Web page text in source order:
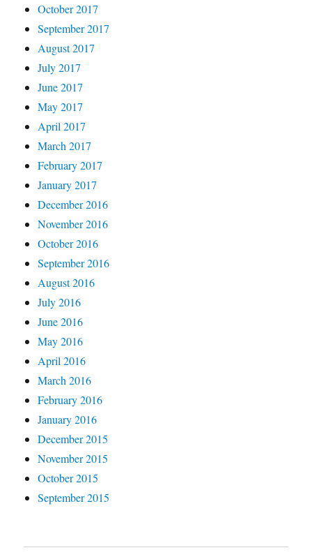
October 2017
September 2017
August 2017
July 2017
June 2017
May 2017
April 2017
March 2017
February 2017
January 2017
December 2016
November 2016
October 2016
September 2016
August 2016
July 2016
June 2016
May 2016
April 2016
March 2016
February 2016
January 2016
December 2015
November 2015
October 2015
September 2015